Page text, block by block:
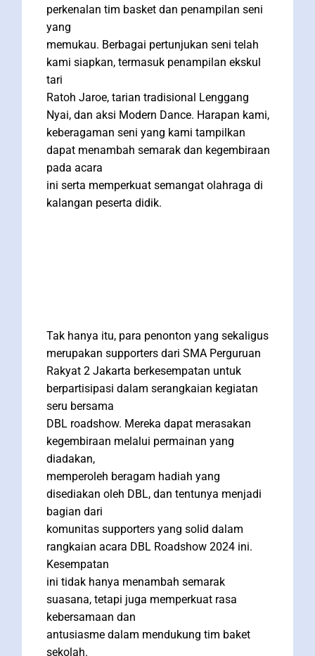
perkenalan tim basket dan penampilan seni
yang
memukau. Berbagai pertunjukan seni telah
kami siapkan, termasuk penampilan ekskul
tari
Ratoh Jaroe, tarian tradisional Lenggang
Nyai, dan aksi Modern Dance. Harapan kami,
keberagaman seni yang kami tampilkan
dapat menambah semarak dan kegembiraan
pada acara
ini serta memperkuat semangat olahraga di
kalangan peserta didik.
Tak hanya itu, para penonton yang sekaligus
merupakan supporters dari SMA Perguruan
Rakyat 2 Jakarta berkesempatan untuk
berpartisipasi dalam serangkaian kegiatan
seru bersama
DBL roadshow. Mereka dapat merasakan
kegembiraan melalui permainan yang
diadakan,
memperoleh beragam hadiah yang
disediakan oleh DBL, dan tentunya menjadi
bagian dari
komunitas supporters yang solid dalam
rangkaian acara DBL Roadshow 2024 ini.
Kesempatan
ini tidak hanya menambah semarak
suasana, tetapi juga memperkuat rasa
kebersamaan dan
antusiasme dalam mendukung tim baket
sekolah.